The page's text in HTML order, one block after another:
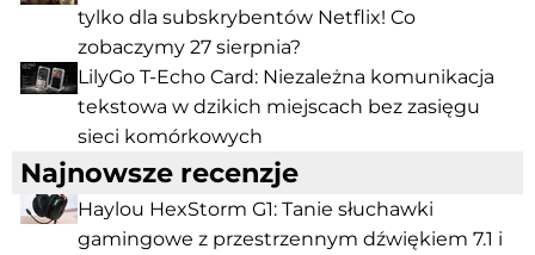
tylko dla subskrybentów Netflix! Co
zobaczymy 27 sierpnia?
LilyGo T-Echo Card: Niezależna komunikacja
tekstowa w dzikich miejscach bez zasięgu
sieci komórkowych
Najnowsze recenzje
Haylou HexStorm G1: Tanie słuchawki
gamingowe z przestrzennym dźwiękiem 7.1 i